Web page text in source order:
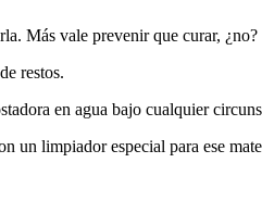
Más vale prevenir que curar, ¿no?
restos.
en agua bajo cualquier
un limpiador especial para ese